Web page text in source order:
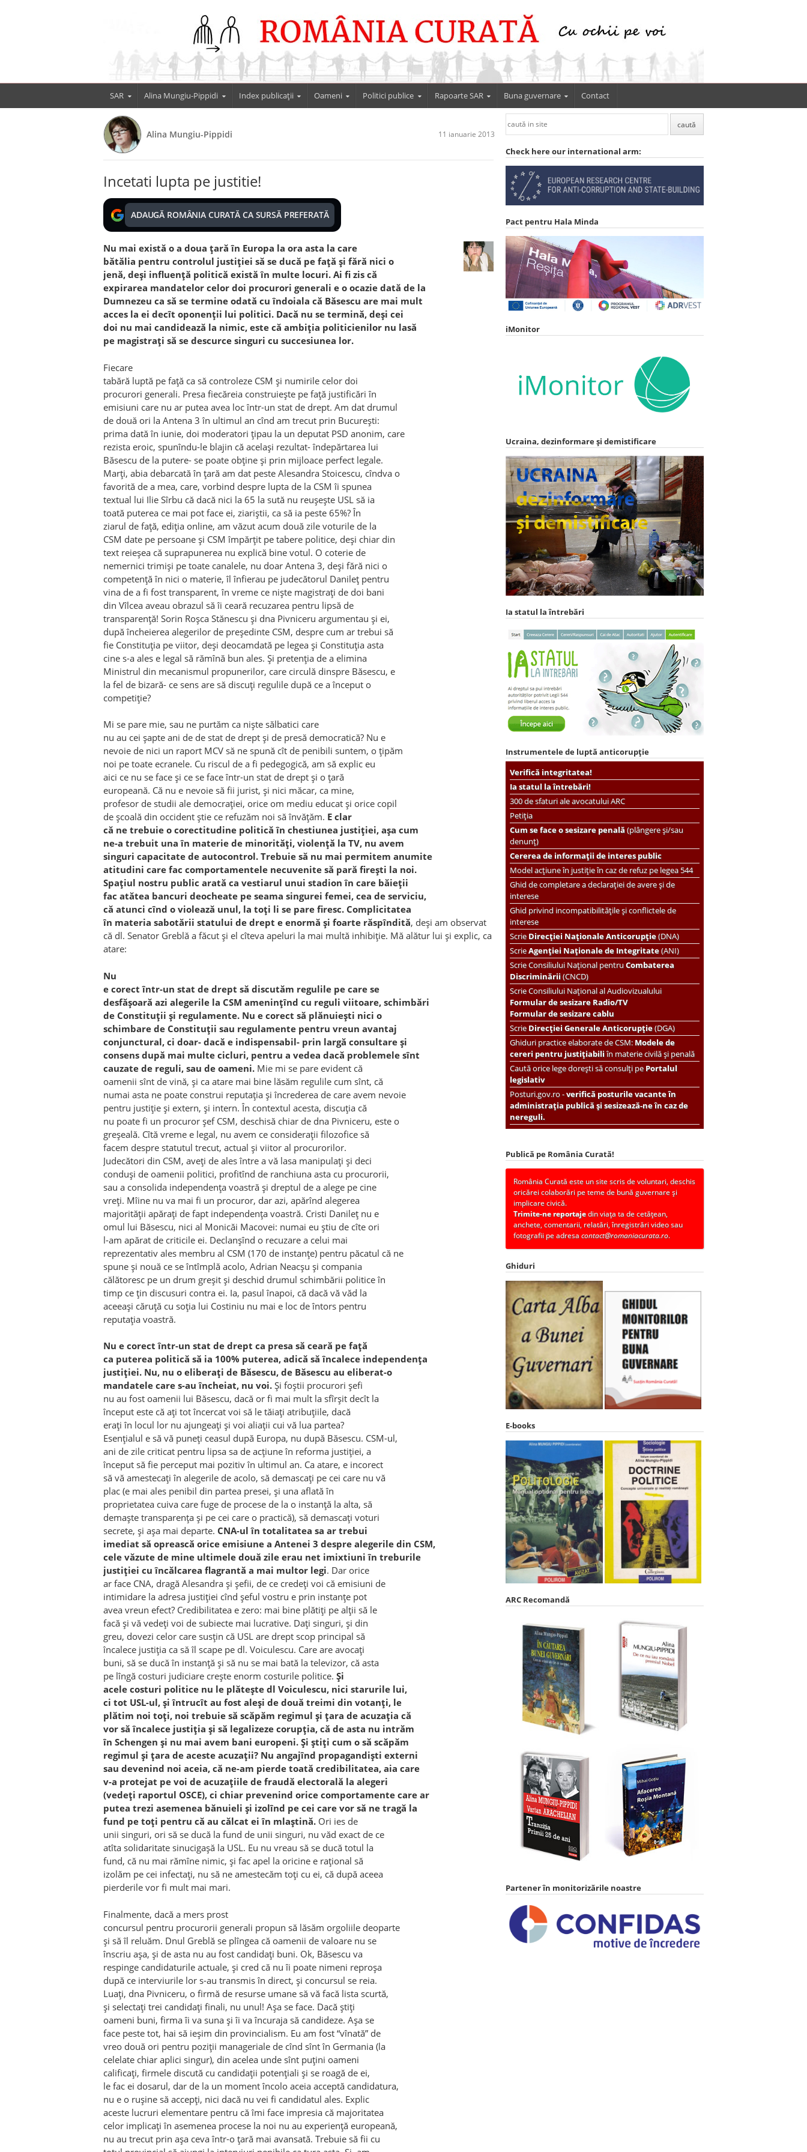
SAR Alina Mungiu-Pippidi Index publicații Oameni Politici publice Rapoarte SAR Buna guvernare Contact
Alina Mungiu-Pippidi 11 ianuarie 2013
Incetati lupta pe justitie!
ADAUGĂ ROMÂNIA CURATĂ CA SURSĂ PREFERATĂ
Nu mai există o a doua ţară în Europa la ora asta la care
bătălia pentru controlul justiţiei să se ducă pe faţă şi fără nici o
jenă, deşi influenţă politică există în multe locuri. Ai fi zis că
expirarea mandatelor celor doi procurori generali e o ocazie dată de la
Dumnezeu ca să se termine odată cu îndoiala că Băsescu are mai mult
acces la ei decît oponenţii lui politici. Dacă nu se termină, deşi cei
doi nu mai candidează la nimic, este că ambiţia politicienilor nu lasă
pe magistraţi să se descurce singuri cu succesiunea lor.
Fiecare
tabără luptă pe faţă ca să controleze CSM şi numirile celor doi
procurori generali. Presa fiecăreia construieşte pe faţă justificări în
emisiuni care nu ar putea avea loc într-un stat de drept. Am dat drumul
de două ori la Antena 3 în ultimul an cînd am trecut prin Bucureşti:
prima dată în iunie, doi moderatori ţipau la un deputat PSD anonim, care
rezista eroic, spunîndu-le blajin că acelaşi rezultat- îndepărtarea lui
Băsescu de la putere- se poate obţine şi prin mijloace perfect legale.
Marţi, abia debarcată în ţară am dat peste Alesandra Stoicescu, cîndva o
favorită de a mea, care, vorbind despre lupta de la CSM îi spunea
textual lui Ilie Sîrbu că dacă nici la 65 la sută nu reuşeşte USL să ia
toată puterea ce mai pot face ei, ziariştii, ca să ia peste 65%? În
ziarul de faţă, ediţia online, am văzut acum două zile voturile de la
CSM date pe persoane şi CSM împărţit pe tabere politice, deşi chiar din
text reieşea că suprapunerea nu explică bine votul. O coterie de
nemernici trimişi pe toate canalele, nu doar Antena 3, deşi fără nici o
competenţă în nici o materie, îl înfierau pe judecătorul Danileţ pentru
vina de a fi fost transparent, în vreme ce nişte magistraţi de doi bani
din Vîlcea aveau obrazul să îi ceară recuzarea pentru lipsă de
transparenţă! Sorin Roşca Stănescu şi dna Pivniceru argumentau şi ei,
după încheierea alegerilor de preşedinte CSM, despre cum ar trebui să
fie Constituţia pe viitor, deşi deocamdată pe legea şi Constituţia asta
cine s-a ales e legal să rămînă bun ales. Şi pretenţia de a elimina
Ministrul din mecanismul propunerilor, care circulă dinspre Băsescu, e
la fel de bizară- ce sens are să discuţi regulile după ce a început o
competiţie?
Mi se pare mie, sau ne purtăm ca nişte sălbatici care
nu au cei şapte ani de de stat de drept şi de presă democratică? Nu e
nevoie de nici un raport MCV să ne spună cît de penibili suntem, o ţipăm
noi pe toate ecranele. Cu riscul de a fi pedegogică, am să explic eu
aici ce nu se face şi ce se face într-un stat de drept şi o ţară
europeană. Că nu e nevoie să fii jurist, şi nici măcar, ca mine,
profesor de studii ale democraţiei, orice om mediu educat şi orice copil
de şcoală din occident ştie ce refuzăm noi să învăţăm. E clar
că ne trebuie o corectitudine politică în chestiunea justiţiei, aşa cum
ne-a trebuit una în materie de minorităţi, violenţă la TV, nu avem
singuri capacitate de autocontrol. Trebuie să nu mai permitem anumite
atitudini care fac comportamentele necuvenite să pară fireşti la noi.
Spaţiul nostru public arată ca vestiarul unui stadion în care băieţii
fac atătea bancuri deocheate pe seama singurei femei, cea de serviciu,
că atunci cînd o violează unul, la toţi li se pare firesc. Complicitatea
în materia sabotării statului de drept e enormă şi foarte răspîndită, deşi am observat
că dl. Senator Greblă a făcut şi el cîteva apeluri la mai multă inhibiţie. Mă alătur lui şi explic, ca
atare:
Nu
e corect într-un stat de drept să discutăm regulile pe care se
desfăşoară azi alegerile la CSM ameninţînd cu reguli viitoare, schimbări
de Constituţii şi regulamente. Nu e corect să plănuieşti nici o
schimbare de Constituţii sau regulamente pentru vreun avantaj
conjunctural, ci doar- dacă e indispensabil- prin largă consultare şi
consens după mai multe cicluri, pentru a vedea dacă problemele sînt
cauzate de reguli, sau de oameni. Mie mi se pare evident că
oamenii sînt de vină, şi ca atare mai bine lăsăm regulile cum sînt, că
numai asta ne poate construi reputaţia şi încrederea de care avem nevoie
pentru justiţie şi extern, şi intern. În contextul acesta, discuţia că
nu poate fi un procuror şef CSM, deschisă chiar de dna Pivniceru, este o
greşeală. Cîtă vreme e legal, nu avem ce consideraţii filozofice să
facem despre statutul trecut, actual şi viitor al procurorilor.
Judecători din CSM, aveţi de ales între a vă lasa manipulaţi şi deci
conduşi de oamenii politici, profitînd de ranchiuna asta cu procurorii,
sau a consolida independenţa voastră şi dreptul de a alege pe cine
vreţi. Mîine nu va mai fi un procuror, dar azi, apărînd alegerea
majorităţii apăraţi de fapt independenţa voastră. Cristi Danileţ nu e
omul lui Băsescu, nici al Monicăi Macovei: numai eu ştiu de cîte ori
l-am apărat de criticile ei. Declanşînd o recuzare a celui mai
reprezentativ ales membru al CSM (170 de instanţe) pentru păcatul că ne
spune şi nouă ce se întîmplă acolo, Adrian Neacşu şi compania
călătoresc pe un drum greşit şi deschid drumul schimbării politice în
timp ce ţin discusuri contra ei. Ia, pasul înapoi, că dacă vă văd la
aceeaşi căruţă cu soţia lui Costiniu nu mai e loc de întors pentru
reputaţia voastră.
Nu e corect într-un stat de drept ca presa să ceară pe faţă
ca puterea politică să ia 100% puterea, adică să încalece independenţa
justiţiei. Nu, nu o eliberaţi de Băsescu, de Băsescu au eliberat-o
mandatele care s-au încheiat, nu voi. Şi foştii procurori şefi
nu au fost oamenii lui Băsescu, dacă or fi mai mult la sfîrşit decît la
început este că aţi tot încercat voi să le tăiaţi atribuţiile, dacă
eraţi în locul lor nu ajungeaţi şi voi aliaţii cui vă lua partea?
Esenţialul e să vă puneţi ceasul după Europa, nu după Băsescu. CSM-ul,
ani de zile criticat pentru lipsa sa de acţiune în reforma justiţiei, a
început să fie perceput mai pozitiv în ultimul an. Ca atare, e incorect
să vă amestecaţi în alegerile de acolo, să demascaţi pe cei care nu vă
plac (e mai ales penibil din partea presei, şi una aflată în
proprietatea cuiva care fuge de procese de la o instanţă la alta, să
demaşte transparenţa şi pe cei care o practică), să demascaţi voturi
secrete, şi aşa mai departe. CNA-ul în totalitatea sa ar trebui
imediat să oprească orice emisiune a Antenei 3 despre alegerile din CSM,
cele văzute de mine ultimele două zile erau net imixtiuni în treburile
justiţiei cu încălcarea flagrantă a mai multor legi. Dar orice
ar face CNA, dragă Alesandra şi şefii, de ce credeţi voi că emisiuni de
intimidare la adresa justiţiei cînd şeful vostru e prin instanţe pot
avea vreun efect? Credibilitatea e zero: mai bine plătiţi pe alţii să le
facă şi vă vedeţi voi de subiecte mai lucrative. Daţi singuri, şi din
greu, dovezi celor care susţin că USL are drept scop principal să
încalece justiţia ca să îl scape pe dl. Voiculescu. Care are avocaţi
buni, să se ducă în instanţă şi să nu se mai bată la televizor, că asta
pe lîngă costuri judiciare creşte enorm costurile politice. Şi
acele costuri politice nu le plăteşte dl Voiculescu, nici starurile lui,
ci tot USL-ul, şi întrucît au fost aleşi de două treimi din votanţi, le
plătim noi toţi, noi trebuie să scăpăm regimul şi ţara de acuzaţia că
vor să încalece justiţia şi să legalizeze corupţia, că de asta nu intrăm
în Schengen şi nu mai avem bani europeni. Şi ştiţi cum o să scăpăm
regimul şi ţara de aceste acuzaţii? Nu angajînd propagandişti externi
sau devenind noi aceia, că ne-am pierde toată credibilitatea, aia care
v-a protejat pe voi de acuzaţiile de fraudă electorală la alegeri
(vedeţi raportul OSCE), ci chiar prevenind orice comportamente care ar
putea trezi asemenea bănuieli şi izolînd pe cei care vor să ne tragă la
fund pe toţi pentru că au călcat ei în mlaştină. Ori ies de
unii singuri, ori să se ducă la fund de unii singuri, nu văd exact de ce
atîta solidaritate sinucigaşă la USL. Eu nu vreau să se ducă totul la
fund, că nu mai rămîne nimic, şi fac apel la oricine e raţional să
izolăm pe cei infectaţi, nu să ne amestecăm toţi cu ei, că după aceea
pierderile vor fi mult mai mari.
Finalmente, dacă a mers prost
concursul pentru procurorii generali propun să lăsăm orgoliile deoparte
şi să îl reluăm. Dnul Greblă se plîngea că oamenii de valoare nu se
înscriu aşa, şi de asta nu au fost candidaţi buni. Ok, Băsescu va
respinge candidaturile actuale, şi cred că nu îi poate nimeni reproşa
după ce interviurile lor s-au transmis în direct, şi concursul se reia.
Luaţi, dna Pivniceru, o firmă de resurse umane să vă facă lista scurtă,
şi selectaţi trei candidaţi finali, nu unul! Aşa se face. Dacă ştiţi
oameni buni, firma îi va suna şi îi va încuraja să candideze. Aşa se
face peste tot, hai să ieşim din provincialism. Eu am fost “vînată” de
vreo două ori pentru poziţii manageriale de cînd sînt în Germania (la
celelate chiar aplici singur), din acelea unde sînt puţini oameni
calificaţi, firmele discută cu candidaţii potenţiali şi se roagă de ei,
le fac ei dosarul, dar de la un moment încolo aceia acceptă candidatura,
nu e o ruşine să accepţi, nici dacă nu vei fi candidatul ales. Explic
aceste lucruri elementare pentru că îmi face impresia că majoritatea
celor implicaţi în asemenea procese la noi nu au experienţă europeană,
nu au trecut prin aşa ceva într-o ţară mai avansată. Trebuie să fii cu
Check here our international arm:
Pact pentru Hala Minda
iMonitor
Ucraina, dezinformare și demistificare
Ia statul la întrebări
Instrumentele de luptă anticorupție
Verifică integritatea!
Ia statul la întrebări!
300 de sfaturi ale avocatului ARC
Petiția
Cum se face o sesizare penală(plângere și/sau
denunț)
Cererea de informații de interes public
Model acțiune în justiție în caz de refuz pe legea 544
Ghid de completare a declarației de avere și de
interese
Ghid privind incompatibilitățile și conflictele de
interese
ScrieDirecției Naționale Anticorupție(DNA)
ScrieAgenției Naționale de Integritate(ANI)
ScrieConsiliului Național pentruCombaterea
Discriminării(CNCD)
Scrie Consiliului Național al Audiovizualului
Formular de sesizare Radio/TV
Formular de sesizare cablu
ScrieDirecției Generale Anticorupție(DGA)
Ghiduri practice elaborate de CSM: Modele de
cereri pentru justițiabiliîn materie civilă și penală
Caută orice lege dorești să consulți pePortalul
legislativ
Posturi.gov.ro -verifică posturile vacante în
administrația publică și sesizează-ne în caz de
nereguli.
Publică pe România Curată!
România Curată este un site scris de voluntari, deschis
oricărei colaborări pe teme de bună guvernare și
implicare civică.
Trimite-ne reportajedin viața ta de cetățean,
anchete, comentarii, relatări, înregistrări video sau
fotografii pe adresacontact@romaniacurata.ro.
Ghiduri
E-books
ARC Recomandă
Partener în monitorizările noastre